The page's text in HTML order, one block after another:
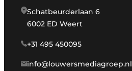
Schatbeurderlaan 6
6002 ED Weert
+31 495 450095
info@louwersmediagroep.nl